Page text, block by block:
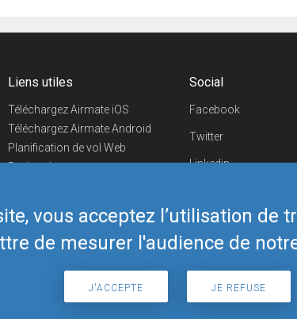
vous acceptez l’utilisation de
de mesurer l'audience de
J'ACCEPTE JE REFUSE
Liens utiles
Téléchargez Airmate iOS
Téléchargez Airmate Android
Planification de vol Web
Recherche
Boutique Airmate
Social
Facebook
Twitter
Linkedin
Telegram